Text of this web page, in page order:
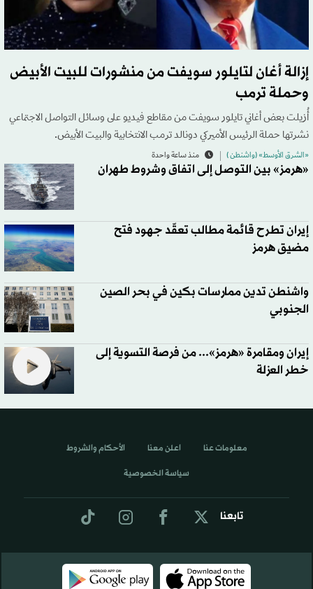
إزالة أغان لتايلور سويفت من منشورات للبيت الأبيض
وحملة ترمب
أُزيلت بعض ‌أغاني تايلور سويفت من مقاطع فيديو على وسائل التواصل الاجتماعي
نشرتها حملة الرئيس الأميركي دونالد ترمب الانتخابية والبيت الأبيض.
«الشرق الأوسط» (واشنطن ) منذ ساعة واحدة
«هرمز» بين التوصل إلى اتفاق وشروط طهران
إيران تطرح قائمة مطالب تعقّد جهود فتح
مضيق هرمز
واشنطن تدين ممارسات بكين في بحر الصين
الجنوبي
إيران ومقامرة «هرمز»... من فرصة التسوية إلى
خطر العزلة
تابعنا
معلومات عنا اعلن معنا الأحكام والشروط
سياسة الخصوصية